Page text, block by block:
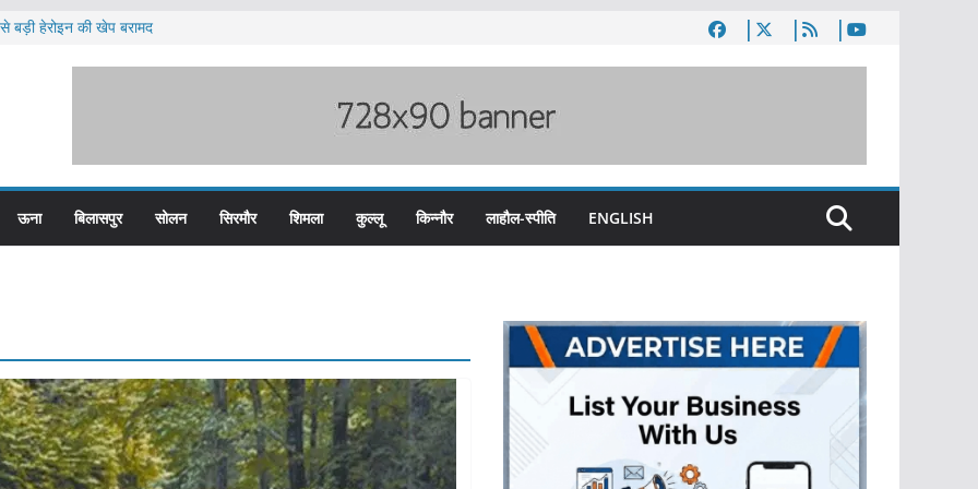
बड़ी हेरोइन की खेप बरामद
हिम बस प्लस कार्ड से होगा रियायती सफर
ऊना बिलासपुर सोलन सिरमौर शिमला कुल्लू किन्नौर लाहौल-स्पीति ENGLISH